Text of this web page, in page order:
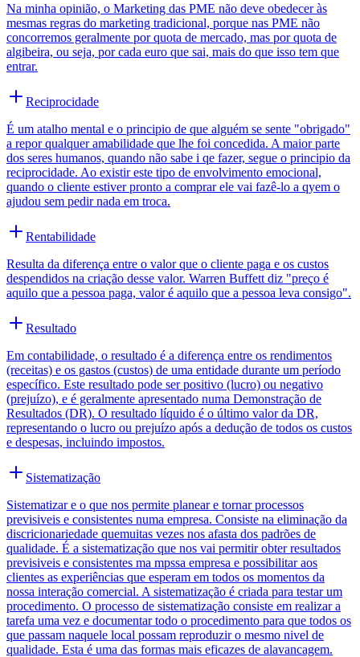
Na minha opinião, o Marketing das PME não deve obedecer às
mesmas regras do marketing tradicional, porque nas PME não
concorremos geralmente por quota de mercado, mas por quota de
algibeira, ou seja, por cada euro que sai, mais do que isso tem que
entrar.
Reciprocidade
É um atalho mental e o principio de que alguém se sente "obrigado"
a repor qualquer amabilidade que lhe foi concedida. A maior parte
dos seres humanos, quando não sabe i qe fazer, segue o principio da
reciprocidade. Ao existir este tipo de envolvimento emocional,
quando o cliente estiver pronto a comprar ele vai fazê-lo a qyem o
ajudou sem pedir nada em troca.
Rentabilidade
Resulta da diferença entre o valor que o cliente paga e os custos
despendidos na criação desse valor. Warren Buffett diz "preço é
aquilo que a pessoa paga, valor é aquilo que a pessoa leva consigo".
Resultado
Em contabilidade, o resultado é a diferença entre os rendimentos
(receitas) e os gastos (custos) de uma entidade durante um período
específico. Este resultado pode ser positivo (lucro) ou negativo
(prejuízo), e é geralmente apresentado numa Demonstração de
Resultados (DR). O resultado líquido é o último valor da DR,
representando o lucro ou prejuízo após a dedução de todos os custos
e despesas, incluindo impostos.
Sistematização
Sistematizar e o que nos permite planear e tornar processos
previsiveis e consistentes numa empresa. Consiste na eliminação da
discricionariedade quemuitas vezes nos afasta dos padrões de
qualidade. É a sistematização que nos vai permitir obter resultados
previsiveis e consistentes ma mpssa empresa e possibilitar aos
clientes as experiências que esperam em todos os momentos da
nossa interação comercial. A sistematização é criada para testar um
procedimento. O processo de sistematização consiste em realizar a
tarefa uma vez e documentar todo o procedimento para que todos os
que passam naquele local possam reproduzir o mesmo nivel de
qualidade. Esta é uma das formas mais eficazes de alavancagem.